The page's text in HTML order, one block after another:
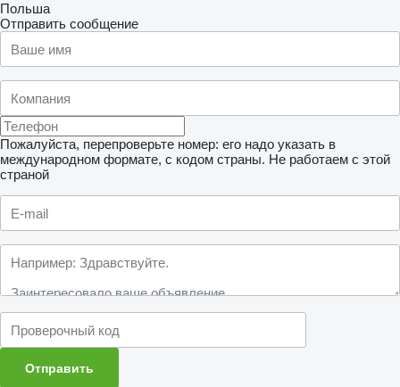
Польша
Отправить сообщение
Пожалуйста, перепроверьте номер: его надо указать в
международном формате, с кодом страны. Не работаем с этой
страной